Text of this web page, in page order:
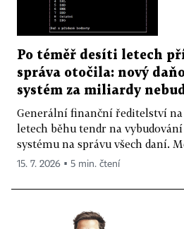
Po téměř desíti letech
správa otočila: nový
systém za miliardy
Generální finanční ředitelství
letech běhu tendr na
systému na správu všech daní.
15. 7. 2026 ▪ 5 min. čtení